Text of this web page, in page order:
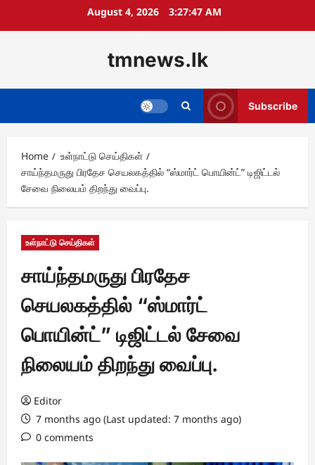
August 4, 2026 3:27:48 AM
tmnews.lk
Subscribe
Home
உள்நாட்டு செய்திகள்
சாய்ந்தமருது பிரதேச செயலகத்தில் “ஸ்மார்ட் பொயின்ட்” டிஜிட்டல்
சேவை நிலையம் திறந்து வைப்பு.
உள்நாட்டு செய்திகள்
சாய்ந்தமருது பிரதேச
செயலகத்தில் “ஸ்மார்ட்
பொயின்ட்” டிஜிட்டல் சேவை
நிலையம் திறந்து வைப்பு.
Editor
7 months ago (Last updated: 7 months ago)
0 comments